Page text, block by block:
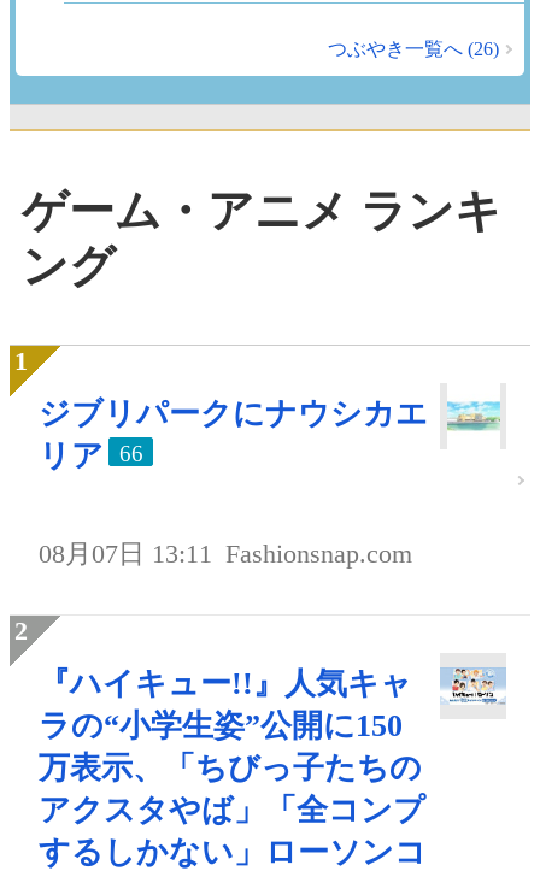
つぶやき一覧へ (26)
ゲーム・アニメ ランキ
ング
ジブリパークにナウシカエ
リア
66
08月07日 13:11 Fashionsnap.com
『ハイキュー!!』人気キャ
ラの“小学生姿”公開に150
万表示、「ちびっ子たちの
アクスタやば」「全コンプ
するしかない」ローソンコ